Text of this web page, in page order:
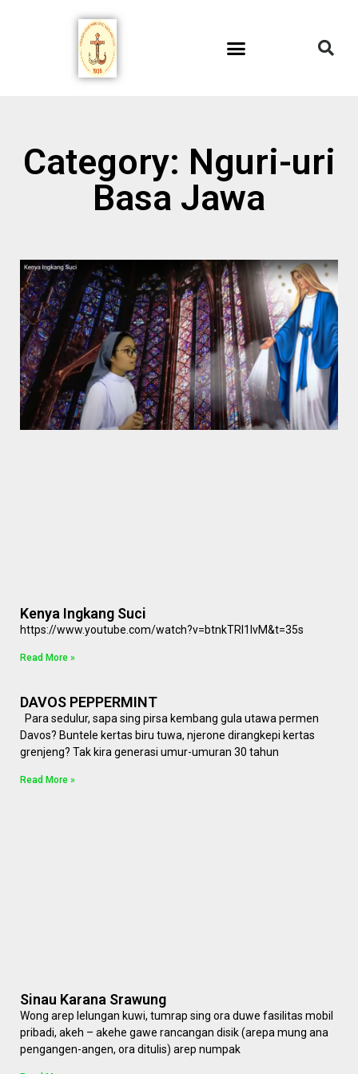
Category: Nguri-uri
Basa Jawa
Kenya Ingkang Suci
https://www.youtube.com/watch?v=btnkTRI1IvM&t=35s
Read More »
DAVOS PEPPERMINT
Para sedulur, sapa sing pirsa kembang gula utawa permen
Davos? Buntele kertas biru tuwa, njerone dirangkepi kertas
grenjeng? Tak kira generasi umur-umuran 30 tahun
Read More »
Sinau Karana Srawung
Wong arep lelungan kuwi, tumrap sing ora duwe fasilitas mobil
pribadi, akeh – akehe gawe rancangan disik (arepa mung ana
pengangen-angen, ora ditulis) arep numpak